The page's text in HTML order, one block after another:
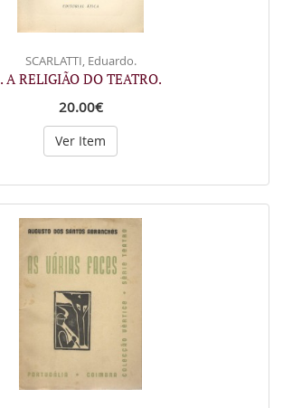
SCARLATTI, Eduardo.
. A RELIGIÃO DO TEATRO.
20.00€
Ver Item